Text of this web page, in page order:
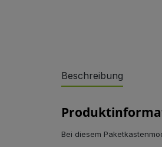
Beschreibung
Bei diesem